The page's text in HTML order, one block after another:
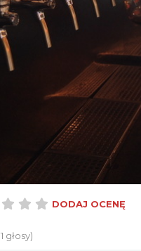
DODAJ OCENĘ
głosy)